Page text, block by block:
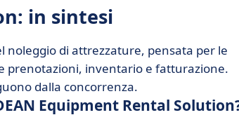
in sintesi
noleggio di attrezzature, pensata per le
prenotazioni, inventario e fatturazione.
dalla concorrenza.
Equipment Rental